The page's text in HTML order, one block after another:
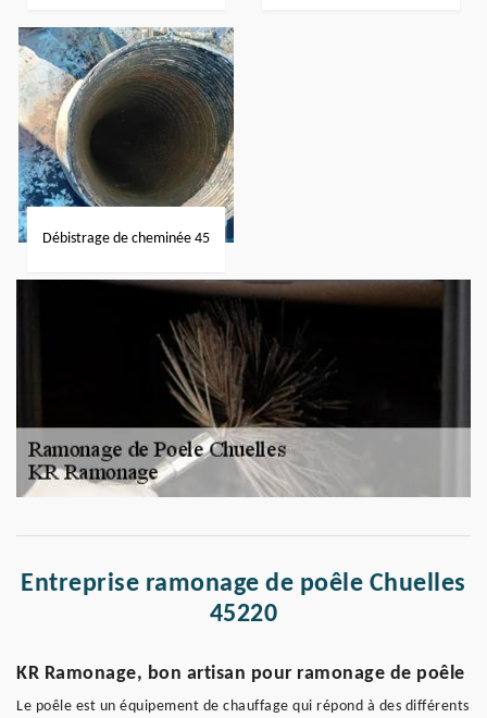
Débistrage de cheminée 45
Entreprise ramonage de poêle Chuelles
45220
KR Ramonage, bon artisan pour ramonage de poêle
Le poêle est un équipement de chauffage qui répond à des différents